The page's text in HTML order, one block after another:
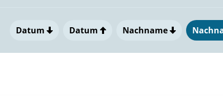
Datum Datum Nachname